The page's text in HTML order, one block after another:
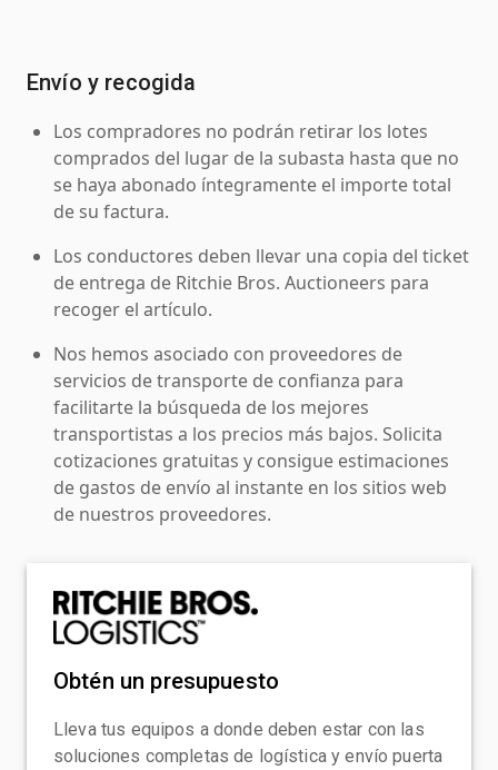
Envío y recogida
Los compradores no podrán retirar los lotes
comprados del lugar de la subasta hasta que no
se haya abonado íntegramente el importe total
de su factura.
Los conductores deben llevar una copia del ticket
de entrega de Ritchie Bros. Auctioneers para
recoger el artículo.
Nos hemos asociado con proveedores de
servicios de transporte de confianza para
facilitarte la búsqueda de los mejores
transportistas a los precios más bajos. Solicita
cotizaciones gratuitas y consigue estimaciones
de gastos de envío al instante en los sitios web
de nuestros proveedores.
Obtén un presupuesto
Lleva tus equipos a donde deben estar con las
soluciones completas de logística y envío puerta